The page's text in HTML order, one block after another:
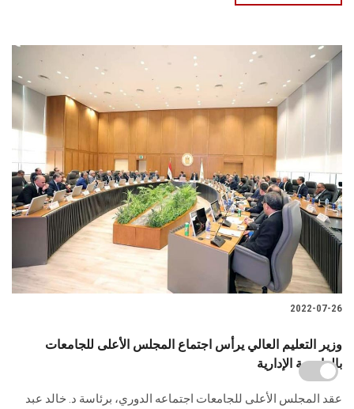
2022-07-26
وزير التعليم العالي يرأس اجتماع المجلس الأعلى للجامعات
بالعاصمة الإدارية
عقد المجلس الأعلى للجامعات اجتماعه الدوري، برئاسة د. خالد عبد